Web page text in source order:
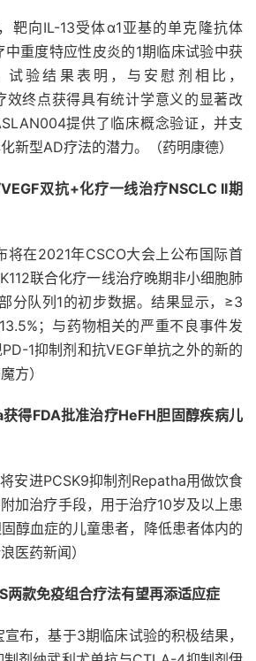
靶向IL-13受体α1亚基的单克隆抗体
重度特应性皮炎的1期临床试验中获
验结果表明，与安慰剂相比，
效终点获得具有统计学意义的显著改
提供了临床概念验证，并支
新型AD疗法的潜力。（药明康德）
双抗+化疗一线治疗NSCLC II期
将在2021年CSCO大会上公布国际首
联合化疗一线治疗晚期非小细胞肺
分队列1的初步数据。结果显示，≥3
；与药物相关的严重不良事件发
1抑制剂和抗VEGF单抗之外的新的
方）
得FDA批准治疗HeFH胆固醇疾病儿
安进PCSK9抑制剂Repatha用做饮食
加治疗手段，用于治疗10岁及以上患
醇血症的儿童患者，降低患者体内的
医药新闻）
两款免疫组合疗法有望再添适应症
布，基于3期临床试验的积极结果，